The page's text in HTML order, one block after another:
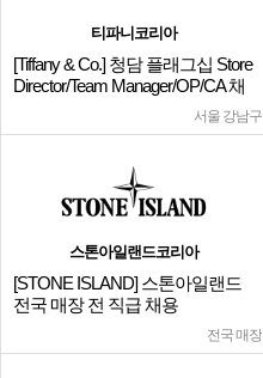
티파니코리아
[Tiffany & Co.] 청담 플래그십 Store
Director/Team Manager/OP/CA 채
서울 강남구
스톤아일랜드코리아
[STONE ISLAND] 스톤아일랜드
전국 매장 전 직급 채용
전국 매장